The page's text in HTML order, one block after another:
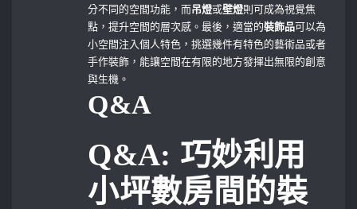
分不同的空間功能，而吊燈或壁燈則可成為視覺焦
點，提升空間的層次感。最後，適當的裝飾品可以為
小空間注入個人特色，挑選幾件有特色的藝術品或者
手作裝飾，能讓空間在有限的地方發揮出無限的創意
與生機。
Q&A
Q&A:⁤ 巧妙利用
小坪數房間的裝